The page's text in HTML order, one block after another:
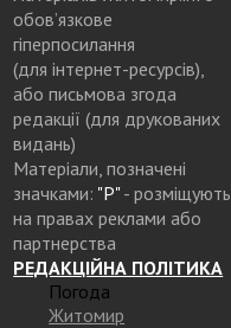
обов’язкове
гіперпосилання
(для інтернет-ресурсів),
або письмова згода
редакції (для друкованих
видань)
Матеріали, позначені
значками: "Р"- розміщують
на правах реклами або
партнерства
РЕДАКЦІЙНА ПОЛІТИКА
Погода
Житомир